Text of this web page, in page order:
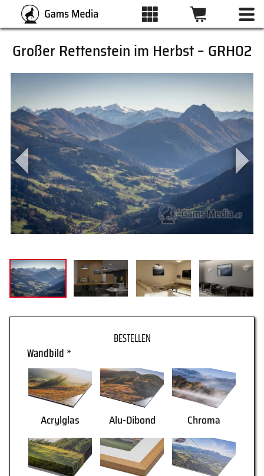
ALLE BILDER
KATEGORIEN
DRUCKARTEN
WUNSCHLISTE
WARENKORB
Großer Rettenstein im Herbst – GRH02
Wandbild *
Acrylglas Alu-Dibond Chroma